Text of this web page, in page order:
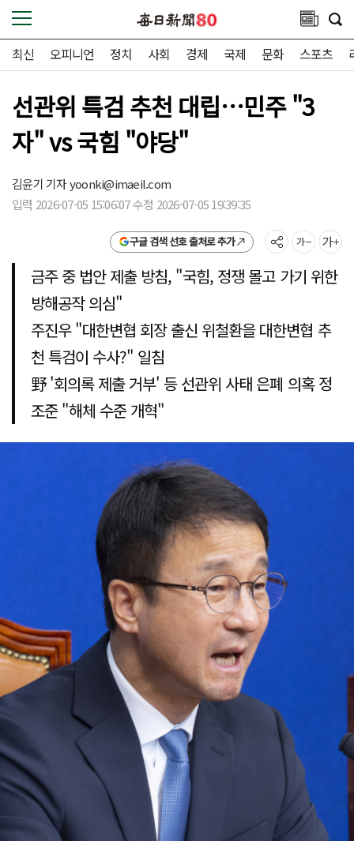
최신 오피니언 정치 사회 경제 국제 문화 스포츠
선관위 특검 추천 대립…민주 "3
자" vs 국힘 "야당"
김윤기 기자yoonki@imaeil.com
입력 2026-07-05 15:06:07 수정 2026-07-05 19:39:35
구글 검색 선호 출처로 추가
금주 중 법안 제출 방침, "국힘, 정쟁 몰고 가기 위한
방해공작 의심"
주진우 "대한변협 회장 출신 위철환을 대한변협 추
천 특검이 수사?" 일침
野 '회의록 제출 거부' 등 선관위 사태 은폐 의혹 정
조준 "해체 수준 개혁"